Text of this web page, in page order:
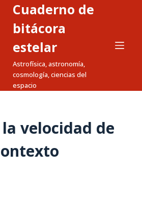
Cuaderno de
bitácora
estelar
Astrofísica, astronomía,
cosmología, ciencias del
espacio
velocidad de